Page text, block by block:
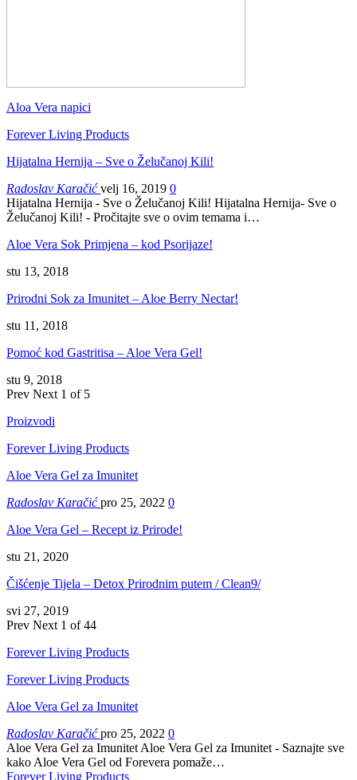
Aloa Vera napici
Forever Living Products
Hijatalna Hernija – Sve o Želučanoj Kili!
Radoslav Karačićvelj 16, 2019 0
Hijatalna Hernija - Sve o Želučanoj Kili! Hijatalna Hernija- Sve o
Želučanoj Kili! - Pročitajte sve o ovim temama i…
Aloe Vera Sok Primjena – kod Psorijaze!
stu 13, 2018
Prirodni Sok za Imunitet – Aloe Berry Nectar!
stu 11, 2018
Pomoć kod Gastritisa – Aloe Vera Gel!
stu 9, 2018
Prev Next 1 of 5
Proizvodi
Forever Living Products
Aloe Vera Gel za Imunitet
Radoslav Karačićpro 25, 2022 0
Aloe Vera Gel – Recept iz Prirode!
stu 21, 2020
Čišćenje Tijela – Detox Prirodnim putem / Clean9/
svi 27, 2019
Prev Next 1 of 44
Forever Living Products
Forever Living Products
Aloe Vera Gel za Imunitet
Radoslav Karačićpro 25, 2022 0
Aloe Vera Gel za Imunitet Aloe Vera Gel za Imunitet - Saznajte sve
kako Aloe Vera Gel od Forevera pomaže…
Forever Living Products